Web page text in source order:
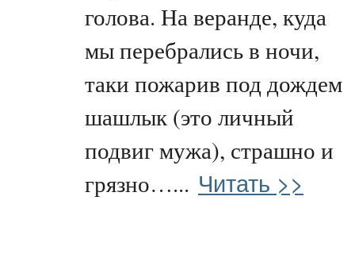
голова. На веранде, куда
мы перебрались в ночи,
таки пожарив под дождем
шашлык (это личный
подвиг мужа), страшно и
грязно…... Читать >>